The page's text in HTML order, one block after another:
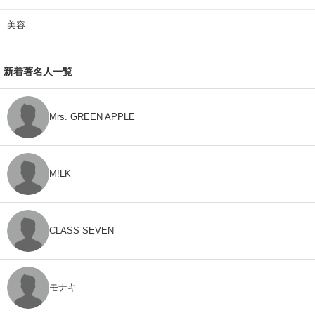
美容
新着著名人一覧
Mrs. GREEN APPLE
M!LK
CLASS SEVEN
モナキ